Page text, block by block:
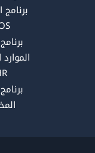
برنامج
k